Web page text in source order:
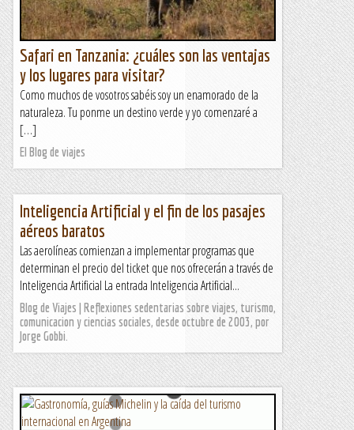
Safari en Tanzania: ¿cuáles son las ventajas
y los lugares para visitar?
Como muchos de vosotros sabéis soy un enamorado de la
naturaleza. Tu ponme un destino verde y yo comenzaré a
[…]
El Blog de viajes
Inteligencia Artificial y el fin de los pasajes
aéreos baratos
Las aerolíneas comienzan a implementar programas que
determinan el precio del ticket que nos ofrecerán a través de
Inteligencia Artificial La entrada Inteligencia Artificial...
Blog de Viajes | Reflexiones sedentarias sobre viajes, turismo,
comunicacion y ciencias sociales, desde octubre de 2003, por
Jorge Gobbi.